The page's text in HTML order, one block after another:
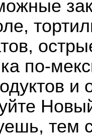
по-
и
тем